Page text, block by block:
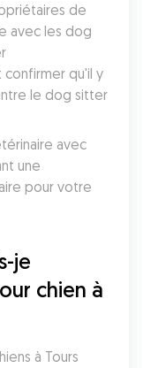
de
avec les dog
qu'il y
le dog sitter
avec
une
pour votre
je
chien à
à Tours